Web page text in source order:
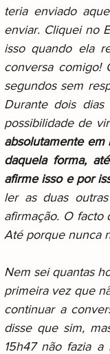
teria enviado
enviar. Cliquei no
isso quando ela
conversa comigo!
segundos sem
Durante dois
possibilidade de
absolutamente
daquela forma,
afirme isso e por
ler as duas
afirmação. O facto
Até porque nunca
Nem sei quantas
primeira vez que
continuar a
disse que sim,
15h47 não fazia